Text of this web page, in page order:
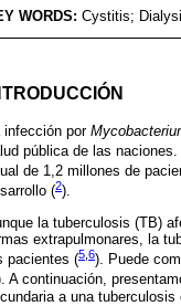
WORDS: Cystitis;
infección por
pública de las
de 1,2 millones de
(2).
la tuberculosis (TB)
extrapulmonares, la
pacientes (5 6). Puede
A continuación,
a una